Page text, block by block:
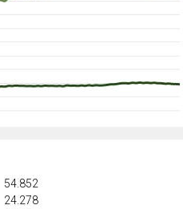
54.852
24.278